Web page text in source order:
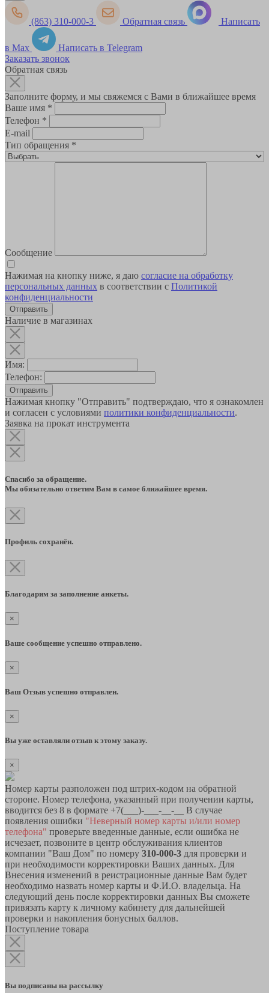
(863) 310-000-3 Обратная связь Написать
в Max
Написать в Telegram
Заказать звонок
Обратная связь
Заполните форму, и мы свяжемся с Вами в ближайшее время
Ваше имя *
Телефон *
E-mail
Тип обращения *
Сообщение
Нажимая на кнопку ниже, я даю согласие на обработку
персональных данных в соответствии с Политикой
конфиденциальности
Наличие в магазинах
Имя:
Телефон:
Отправить
Нажимая кнопку "Отправить" подтверждаю, что я ознакомлен
и согласен с условиями политики конфиденциальности.
Заявка на прокат инструмента
Спасибо за обращение.
Мы обязательно ответим Вам в самое ближайшее время.
Профиль сохранён.
Благодарим за заполнение анкеты.
×
Ваше сообщение успешно отправлено.
×
Ваш Отзыв успешно отправлен.
×
Вы уже оставляли отзыв к этому заказу.
×
Номер карты разположен под штрих-кодом на обратной
стороне. Номер телефона, указанный при получении карты,
вводится без 8 в формате +7(___)-___-__-__ В случае
появления ошибки "Неверный номер карты и/или номер
телефона" проверьте введенные данные, если ошибка не
исчезает, позвоните в центр обслуживания клиентов
компании "Ваш Дом" по номеру 310-000-3 для проверки и
при необходимости корректировки Ваших данных. Для
Внесения изменений в реистрационные данные Вам будет
необходимо назвать номер карты и Ф.И.О. владельца. На
следующий день после корректировки данных Вы сможете
привязать карту к личному кабинету для дальнейшей
проверки и накопления бонусных баллов.
Поступление товара
Вы подписаны на рассылку